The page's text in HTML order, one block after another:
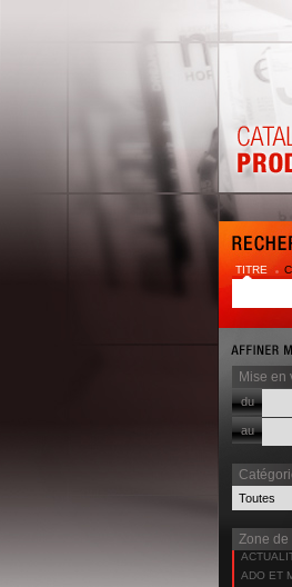
TITRE
Mise en
du
au
Zone de
ADO ET